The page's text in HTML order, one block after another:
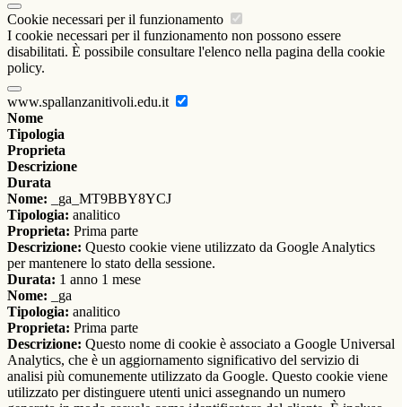
Cookie necessari per il funzionamento
I cookie necessari per il funzionamento non possono essere
disabilitati. È possibile consultare l'elenco nella pagina della cookie
policy.
www.spallanzanitivoli.edu.it
Nome
Tipologia
Proprieta
Descrizione
Durata
Nome: _ga_MT9BBY8YCJ
Tipologia: analitico
Proprieta: Prima parte
Descrizione: Questo cookie viene utilizzato da Google Analytics
per mantenere lo stato della sessione.
Durata: 1 anno 1 mese
Nome: _ga
Tipologia: analitico
Proprieta: Prima parte
Descrizione: Questo nome di cookie è associato a Google Universal
Analytics, che è un aggiornamento significativo del servizio di
analisi più comunemente utilizzato da Google. Questo cookie viene
utilizzato per distinguere utenti unici assegnando un numero